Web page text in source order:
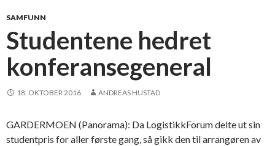
SAMFUNN
Studentene hedret
konferansegeneral
18. OKTOBER 2016 ANDREAS HUSTAD
GARDERMOEN (Panorama): Da LogistikkForum delte ut sin
studentpris for aller første gang, så gikk den til arrangøren av